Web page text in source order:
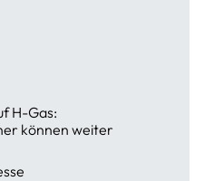
H-Gas:
können weiter